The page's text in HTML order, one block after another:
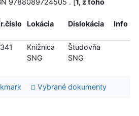
9788089724505 . [1, z toho
Lokácia Dislokácia Info
Knižnica
SNG
Študovňa
SNG
Vybrané dokumenty